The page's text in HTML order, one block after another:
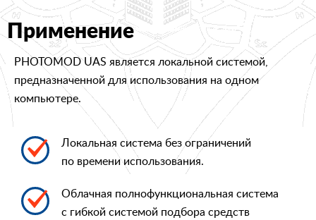
Применение
PHOTOMOD UAS является локальной системой,
предназначенной для использования на одном
компьютере.
Локальная система без ограничений
по времени использования.
Облачная полнофункциональная система
с гибкой системой подбора средств